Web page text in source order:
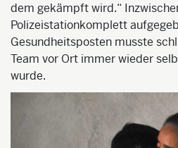
dem gekämpft wird.“
Polizeistationkomplett
Gesundheitsposten musste
Team vor Ort immer wieder
wurde.